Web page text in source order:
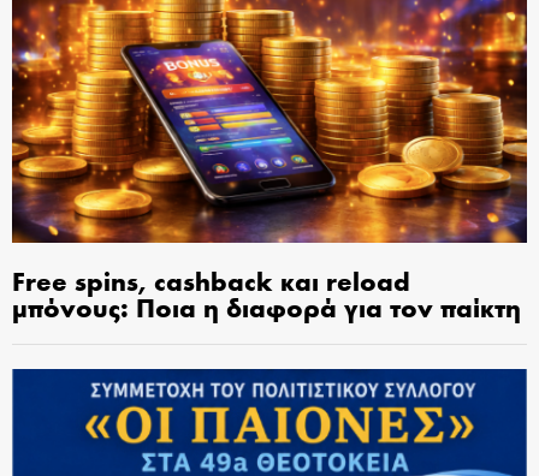
Free spins, cashback και reload
μπόνους: Ποια η διαφορά για τον παίκτη